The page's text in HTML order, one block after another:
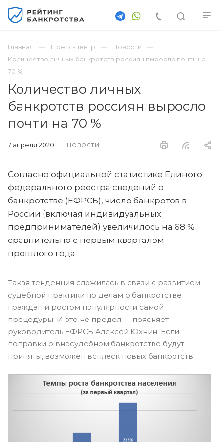
Главная Пресс-центр
Новости
Количество личных банкротств россиян выросло почти на
70 %
Количество личных
банкротств россиян выросло
почти на 70 %
7 апреля 2020 НОВОСТИ
Согласно официальной статистике Единого
федерального реестра сведений о
банкротстве (ЕФРСБ), число банкротов в
России (включая индивидуальных
предпринимателей) увеличилось на 68 %
сравнительно с первым кварталом
прошлого года.
Такая тенденция сложилась в связи с развитием
судебной практики по делам о банкротстве
граждан и ростом популярности самой
процедуры. И это не предел — поясняет
руководитель ЕФРСБ Алексей Юхнин. Если
поправки о внесудебном банкротстве будут
приняты, возможен всплеск новых банкротств.